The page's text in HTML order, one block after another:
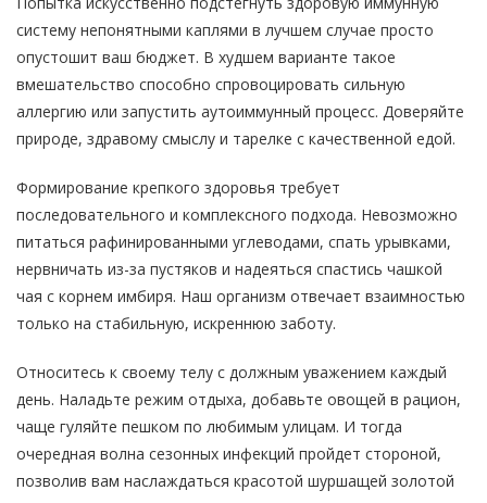
систему непонятными каплями в лучшем случае просто
опустошит ваш бюджет. В худшем варианте такое
вмешательство способно спровоцировать сильную
аллергию или запустить аутоиммунный процесс. Доверяйте
природе, здравому смыслу и тарелке с качественной едой.
Формирование крепкого здоровья требует
последовательного и комплексного подхода. Невозможно
питаться рафинированными углеводами, спать урывками,
нервничать из-за пустяков и надеяться спастись чашкой
чая с корнем имбиря. Наш организм отвечает взаимностью
только на стабильную, искреннюю заботу.
Относитесь к своему телу с должным уважением каждый
день. Наладьте режим отдыха, добавьте овощей в рацион,
чаще гуляйте пешком по любимым улицам. И тогда
очередная волна сезонных инфекций пройдет стороной,
позволив вам наслаждаться красотой шуршащей золотой